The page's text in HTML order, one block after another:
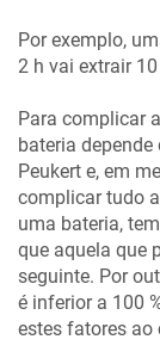
Por exemplo,
2 h vai extrair
Para complicar
bateria
Peukert e, em
complicar tudo
uma bateria,
que aquela que
seguinte. Por
é inferior a 100
estes fatores ao